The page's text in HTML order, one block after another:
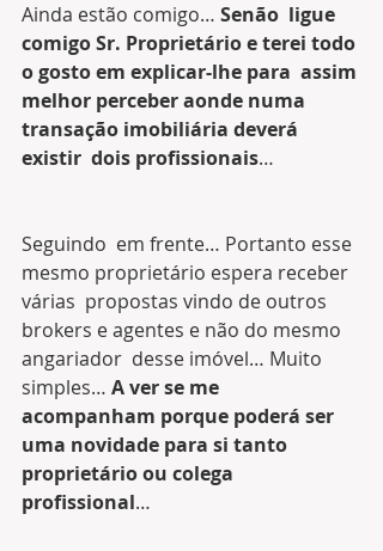
Ainda estão comigo… Senão  ligue
comigo Sr. Proprietário e terei todo
o gosto em explicar-lhe para  assim
melhor perceber aonde numa
transação imobiliária deverá
existir  dois profissionais…
Seguindo  em frente… Portanto esse
mesmo proprietário espera receber
várias  propostas vindo de outros
brokers e agentes e não do mesmo
angariador  desse imóvel… Muito
simples… A ver se me
acompanham porque poderá ser
uma novidade para si tanto
proprietário ou colega
profissional…